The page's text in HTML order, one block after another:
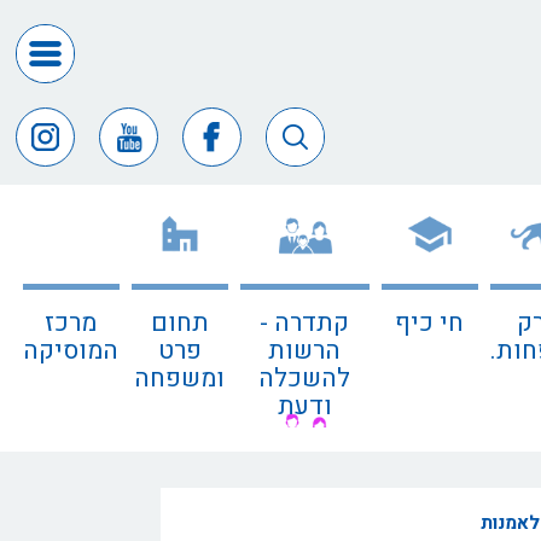
חופש
המידע
העיר
דבר
המנכ"ל
חי כיף קתדרה -
הרשות
להשכלה
ודעת
תחום
פרט
ומשפחה
מרכז
המוסיקה
לאמנות